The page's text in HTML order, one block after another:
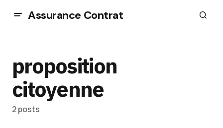
Assurance Contrat
proposition
citoyenne
2 posts